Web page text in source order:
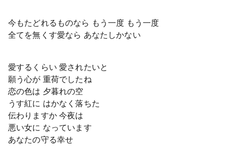
今もたどれるものなら もう一度 もう一度
全てを無くす愛なら あなたしかない
愛するくらい 愛されたいと
願う心が 重荷でしたね
恋の色は 夕暮れの空
うす紅に はかなく落ちた
伝わりますか 今夜は
悪い女に なっています
あなたの守る幸せ